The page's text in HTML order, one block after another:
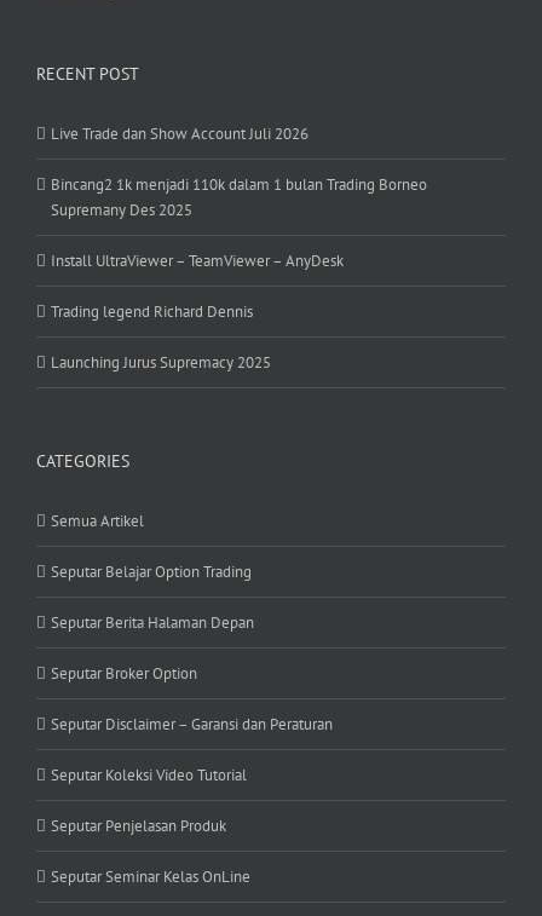
RECENT POST
Live Trade dan Show Account Juli 2026
Bincang2 1k menjadi 110k dalam 1 bulan Trading Borneo
Supremany Des 2025
Install UltraViewer – TeamViewer – AnyDesk
Trading legend Richard Dennis
Launching Jurus Supremacy 2025
CATEGORIES
Semua Artikel
Seputar Belajar Option Trading
Seputar Berita Halaman Depan
Seputar Broker Option
Seputar Disclaimer – Garansi dan Peraturan
Seputar Koleksi Video Tutorial
Seputar Penjelasan Produk
Seputar Seminar Kelas OnLine